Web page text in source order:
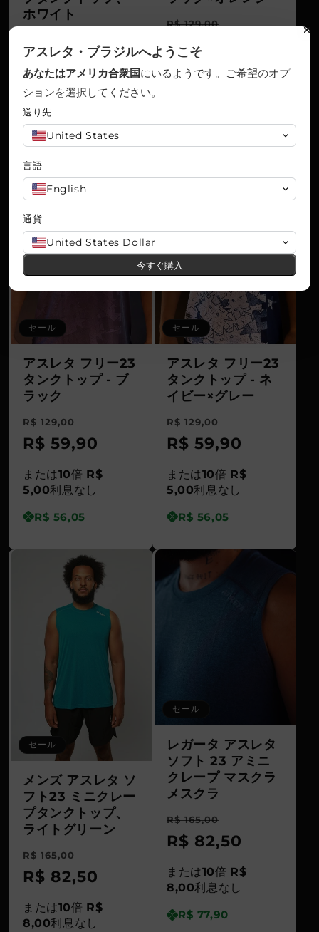
ホワイト
常
価
格
ー
ル
格
R$ 64,90
または10倍 R$
6,00利息なし
R$ 60,80
通
常
価
R$ 129,00
セ
ル
R$ 59,90
または10倍R$
セール
アスレタ フリー23
タンクトップ - ブ
ラック
通
常
価
格
R$ 129,00
ー
ル
価
格
R$ 59,90
または10倍 R$
5,00利息なし
R$ 56,05
セール
アスレタ フリー23
タンクトップ - ネ
イビー×グレー
通
常
価
格
R$ 129,00
ー
ル
価
格
R$ 59,90
または10倍 R$
5,00利息なし
R$ 56,05
セール
メンズ アスレタ ソ
フト23 ミニクレー
プタンクトップ、
ライトグリーン
通
常
価
格
R$ 165,00
ー
ル
価
R$ 82,50
または10倍 R$
8,00利息なし
セール
レガータ アスレタ
ソフト 23 アミニ
クレープ マスクラ
メスクラ
通
常
価
格
R$ 165,00
ー
ル
価
格
R$ 82,50
または10倍 R$
8,00利息なし
R$ 77,90
アスレタ・ブラジルへようこそ
あなたはアメリカ合衆国にいるようです。ご希望のオプ
ションを選択してください。
送り先
United States
言語
English
通貨
United States Dollar
今すぐ購入